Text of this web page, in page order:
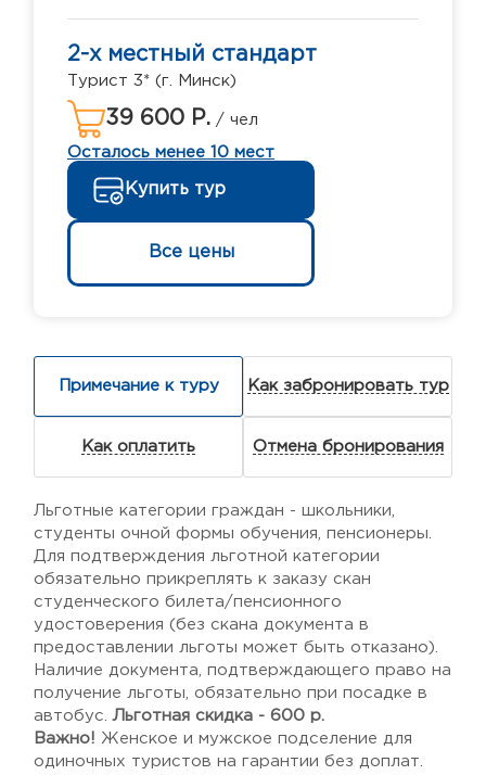
2-х местный стандарт
Турист 3* (г. Минск)
39 600 Р. / чел
Осталось менее 10 мест
Купить тур
Все цены
Примечание к туру Как забронировать тур
Как оплатить Отмена бронирования
Льготные категории граждан - школьники,
cтуденты очной формы обучения, пенсионеры.
Для подтверждения льготной категории
обязательно прикреплять к заказу скан
студенческого билета/пенсионного
удостоверения (без скана документа в
предоставлении льготы может быть отказано).
Наличие документа, подтверждающего право на
получение льготы, обязательно при посадке в
автобус.Льготная скидка - 600 р.
Важно! Женское и мужское подселение для
одиночных туристов на гарантии без доплат.